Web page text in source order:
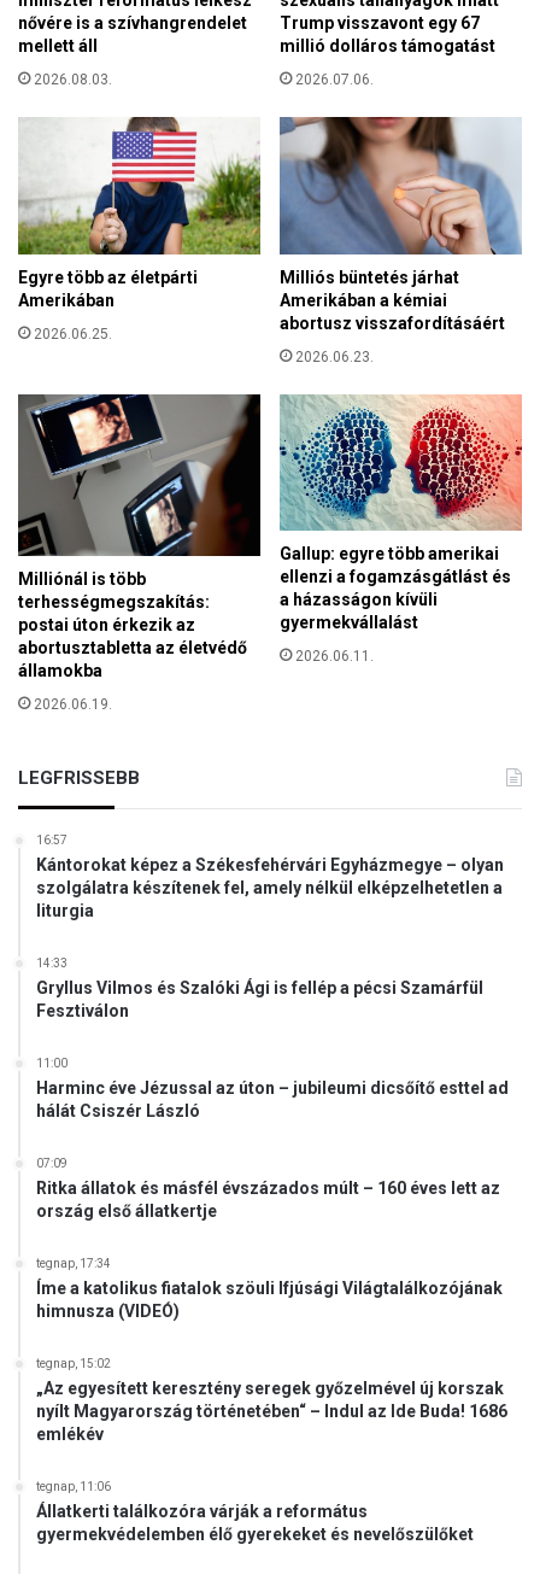
s
z
t
n
l
k
i
i
r
l
e
l
ő
s
s
é
g
y
h
a
t
j
á
t
s
z
m
nővére is a szívhangrendelet
mellett áll
2026.08.03.
Trump visszavont egy 67
millió dolláros támogatást
2026.07.06.
Egyre több az életpárti
Amerikában
2026.06.25.
Milliós büntetés járhat
Amerikában a kémiai
abortusz visszafordításáért
2026.06.23.
Milliónál is több
terhességmegszakítás:
postai úton érkezik az
abortusztabletta az életvédő
államokba
2026.06.19.
Gallup: egyre több amerikai
ellenzi a fogamzásgátlást és
a házasságon kívüli
gyermekvállalást
2026.06.11.
LEGFRISSEBB
16:57
Kántorokat képez a Székesfehérvári Egyházmegye – olyan
szolgálatra készítenek fel, amely nélkül elképzelhetetlen a
liturgia
14:33
Gryllus Vilmos és Szalóki Ági is fellép a pécsi Szamárfül
Fesztiválon
11:00
Harminc éve Jézussal az úton – jubileumi dicsőítő esttel ad
hálát Csiszér László
07:09
Ritka állatok és másfél évszázados múlt – 160 éves lett az
ország első állatkertje
tegnap, 17:34
Íme a katolikus fiatalok szöuli Ifjúsági Világtalálkozójának
himnusza (VIDEÓ)
tegnap, 15:02
„Az egyesített keresztény seregek győzelmével új korszak
nyílt Magyarország történetében“ – Indul az Ide Buda! 1686
emlékév
tegnap, 11:06
Állatkerti találkozóra várják a református
gyermekvédelemben élő gyerekeket és nevelőszülőket